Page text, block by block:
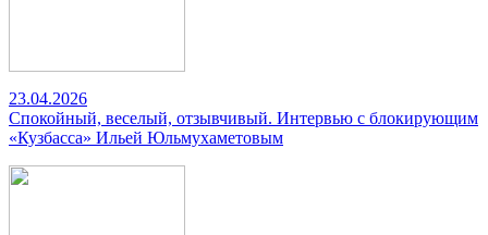
23.04.2026
Спокойный, веселый, отзывчивый. Интервью с блокирующим
«Кузбасса» Ильей Юльмухаметовым